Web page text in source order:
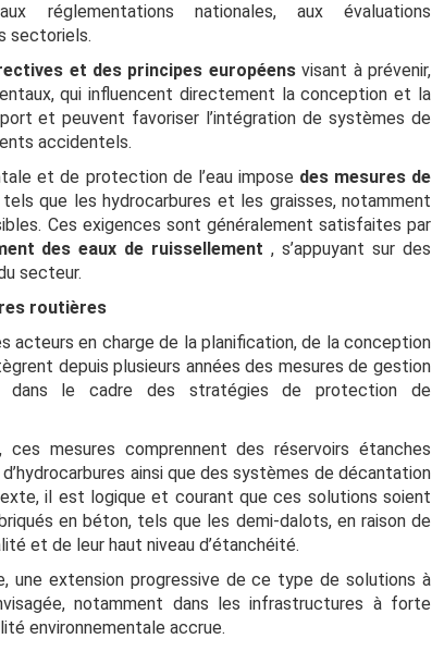
réglementations nationales, aux évaluations
sectoriels.
et des principes européensvisant à prévenir,
qui influencent directement la conception et la
et peuvent favoriser l’intégration de systèmes de
accidentels.
et de protection de l’eau impose des mesures de
tels que les hydrocarbures et les graisses, notamment
Ces exigences sont généralement satisfaites par
des eaux de ruissellement, s’appuyant sur des
secteur.
routières
acteurs en charge de la planification, de la conception
depuis plusieurs années des mesures de gestion
dans le cadre des stratégies de protection de
ces mesures comprennent des réservoirs étanches
ainsi que des systèmes de décantation
il est logique et courant que ces solutions soient
en béton, tels que les demi-dalots, en raison de
et de leur haut niveau d’étanchéité.
une extension progressive de ce type de solutions à
notamment dans les infrastructures à forte
environnementale accrue.